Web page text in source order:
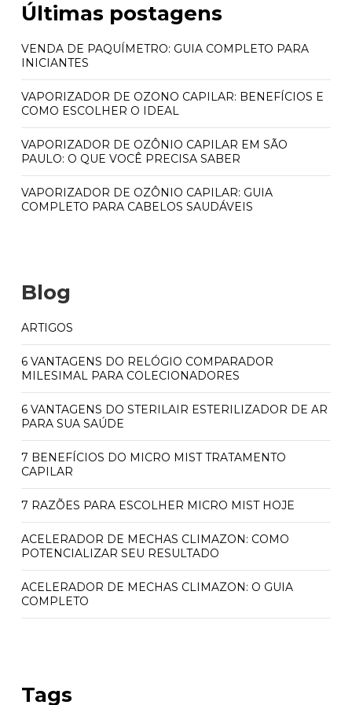
Últimas postagens
VENDA DE PAQUÍMETRO: GUIA COMPLETO PARA
INICIANTES
VAPORIZADOR DE OZONO CAPILAR: BENEFÍCIOS E
COMO ESCOLHER O IDEAL
VAPORIZADOR DE OZÔNIO CAPILAR EM SÃO
PAULO: O QUE VOCÊ PRECISA SABER
VAPORIZADOR DE OZÔNIO CAPILAR: GUIA
COMPLETO PARA CABELOS SAUDÁVEIS
Blog
ARTIGOS
6 VANTAGENS DO RELÓGIO COMPARADOR
MILESIMAL PARA COLECIONADORES
6 VANTAGENS DO STERILAIR ESTERILIZADOR DE AR
PARA SUA SAÚDE
7 BENEFÍCIOS DO MICRO MIST TRATAMENTO
CAPILAR
7 RAZÕES PARA ESCOLHER MICRO MIST HOJE
ACELERADOR DE MECHAS CLIMAZON: COMO
POTENCIALIZAR SEU RESULTADO
ACELERADOR DE MECHAS CLIMAZON: O GUIA
COMPLETO
ACESSÍVEL
Tags